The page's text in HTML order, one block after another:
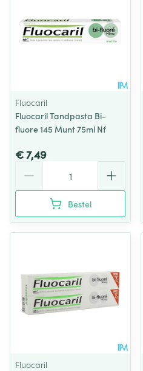
Fluocaril
Fluocaril Tandpasta Bi-
fluore 145 Munt 75ml Nf
€ 7,49
Bestel
Fluocaril